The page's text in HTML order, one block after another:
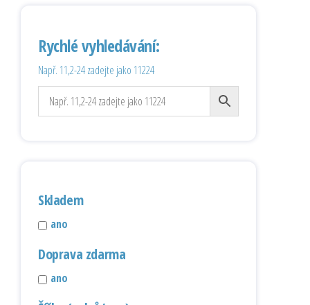
Rychlé vyhledávání:
Např. 11,2-24 zadejte jako 11224
Skladem
ano
Doprava zdarma
ano